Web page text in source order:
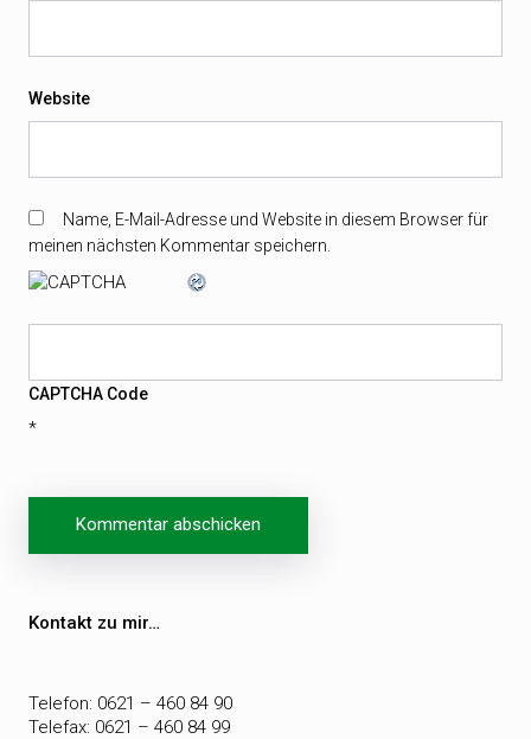
Website
Name, E-Mail-Adresse und Website in diesem Browser für
meinen nächsten Kommentar speichern.
CAPTCHA Code
*
Beitragsnavigation
Kontakt zu mir…
Telefon: 0621 – 460 84 90
Telefax: 0621 – 460 84 99